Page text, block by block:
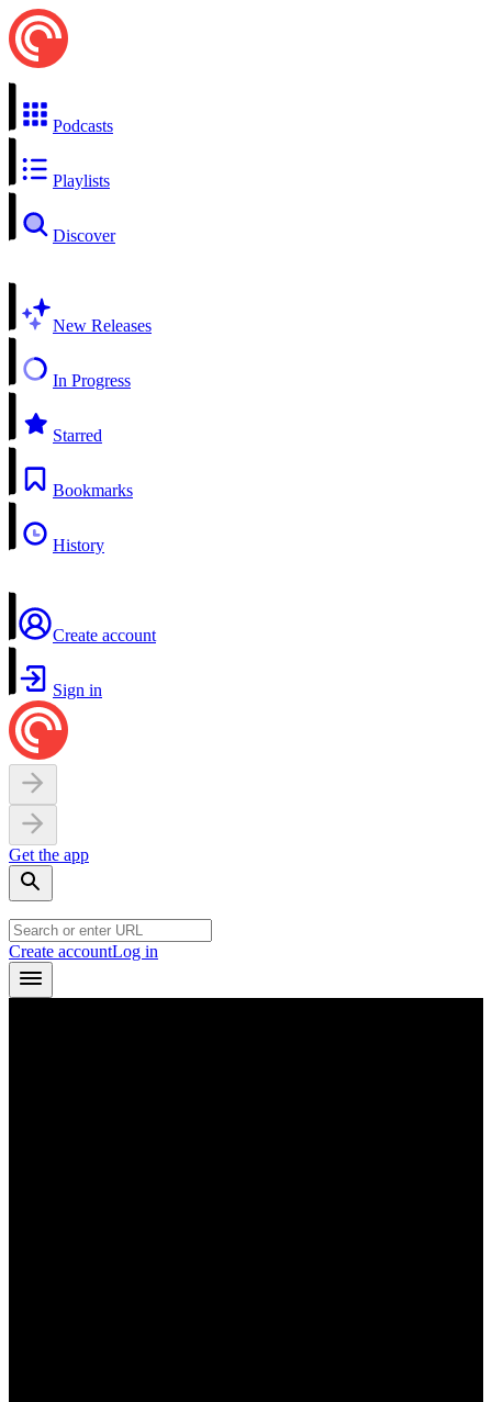
Podcasts
Playlists
Discover
New Releases
In Progress
Starred
Bookmarks
History
Create account
Sign in
Get the app
Create accountLog in